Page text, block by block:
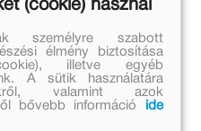
(cookie) használ
személyre szabott
élmény biztosítása
illetve egyéb
A sütik használatára
valamint azok
bővebb információ
ide